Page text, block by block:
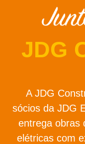
JDG
A JDG
sócios da JDG
entrega obras
elétricas com